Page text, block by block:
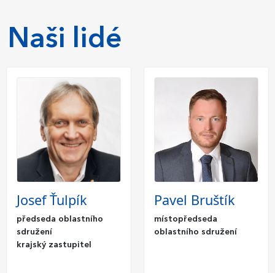
Naši lidé
Josef Ťulpík
předseda oblastního
sdružení
krajský zastupitel
Pavel Bruštík
místopředseda
oblastního sdružení